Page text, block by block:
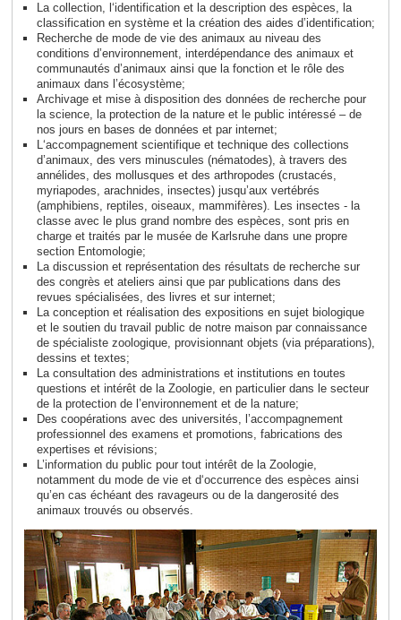
La collection, l‘identification et la description des espèces, la
classification en système et la création des aides d’identification;
Recherche de mode de vie des animaux au niveau des
conditions d’environnement, interdépendance des animaux et
communautés d’animaux ainsi que la fonction et le rôle des
animaux dans l’écosystème;
Archivage et mise à disposition des données de recherche pour
la science, la protection de la nature et le public intéressé – de
nos jours en bases de données et par internet;
L‘accompagnement scientifique et technique des collections
d’animaux, des vers minuscules (nématodes), à travers des
annélides, des mollusques et des arthropodes (crustacés,
myriapodes, arachnides, insectes) jusqu’aux vertébrés
(amphibiens, reptiles, oiseaux, mammifères). Les insectes - la
classe avec le plus grand nombre des espèces, sont pris en
charge et traités par le musée de Karlsruhe dans une propre
section Entomologie;
La discussion et représentation des résultats de recherche sur
des congrès et ateliers ainsi que par publications dans des
revues spécialisées, des livres et sur internet;
La conception et réalisation des expositions en sujet biologique
et le soutien du travail public de notre maison par connaissance
de spécialiste zoologique, provisionnant objets (via préparations),
dessins et textes;
La consultation des administrations et institutions en toutes
questions et intérêt de la Zoologie, en particulier dans le secteur
de la protection de l’environnement et de la nature;
Des coopérations avec des universités, l’accompagnement
professionnel des examens et promotions, fabrications des
expertises et révisions;
L’information du public pour tout intérêt de la Zoologie,
notamment du mode de vie et d‘occurrence des espèces ainsi
qu’en cas échéant des ravageurs ou de la dangerosité des
animaux trouvés ou observés.